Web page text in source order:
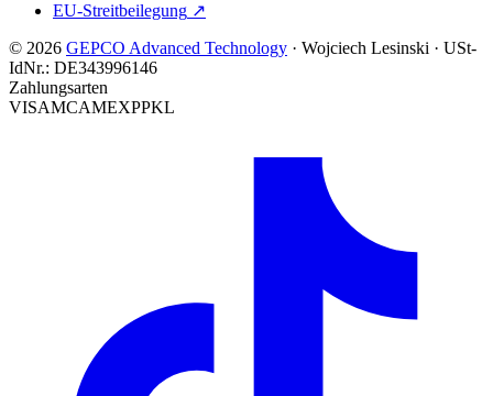
EU-Streitbeilegung ↗
© 2026 GEPCO Advanced Technology · Wojciech Lesinski · USt-
IdNr.: DE343996146
Zahlungsarten
VISAMCAMEXPPKL